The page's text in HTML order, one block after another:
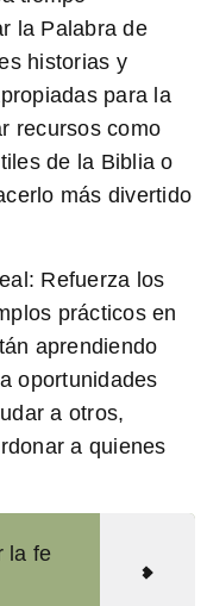
la Palabra de
historias y
para la
recursos como
de la Biblia o
más divertido
Refuerza los
prácticos en
aprendiendo
oportunidades
a otros,
a quienes
la fe